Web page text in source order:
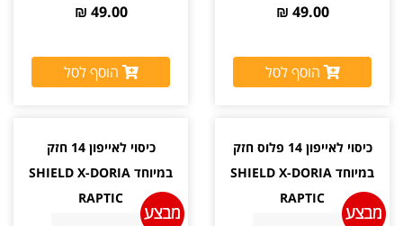
49.00 ₪
הוסף לסל
49.00 ₪
הוסף לסל
כיסוי לאייפון 14 פלוס חזק
במיוחד SHIELD X-DORIA
RAPTIC
כיסוי לאייפון 14 חזק
במיוחד SHIELD X-DORIA
RAPTIC